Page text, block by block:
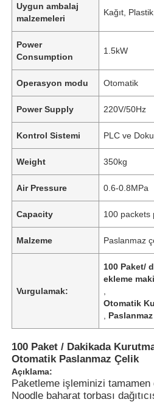
Evde
Uygun ambalaj
malzemeleri
Kağıt,
Power
Consumption
1.5kW
Operasyon modu Otomatik
Power Supply 220V/50Hz
Kontrol Sistemi PLC ve
Weight 350kg
Air Pressure 0.6-0.8MPa
Capacity 100 packets
Malzeme Paslanmaz
Vurgulamak:
100 Paket/
ekleme
Otomatik
100 Paket / Dakikada
Otomatik Paslanmaz Çelik
Açıklama:
Paketleme işleminizi tamamen
Noodle baharat torbası